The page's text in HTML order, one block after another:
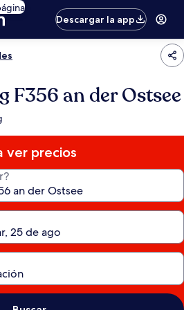
Descargar la app
F356 an der Ostsee
ver precios